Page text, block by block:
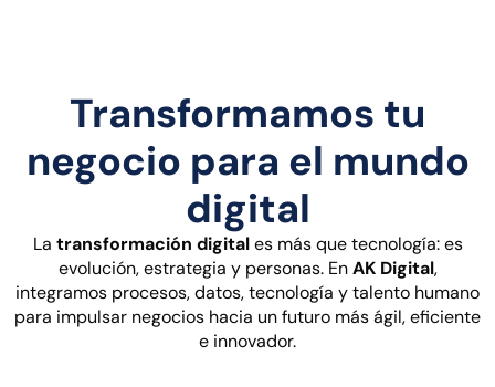
Transformamos tu
negocio para el mundo
digital
La transformación digitales más que tecnología: es
evolución, estrategia y personas. EnAK Digital,
integramos procesos, datos, tecnología y talento humano
para impulsar negocios hacia un futuro más ágil, eficiente
e innovador.